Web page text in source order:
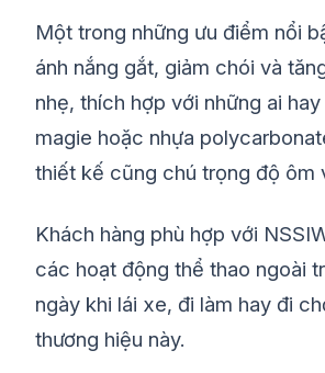
Một trong những ưu điểm nổi
ánh nắng gắt, giảm chói và
nhẹ, thích hợp với những ai
magie hoặc nhựa
thiết kế cũng chú trọng độ ôm
Khách hàng phù hợp với
các hoạt động thể thao ngoài
ngày khi lái xe, đi làm hay đi
thương hiệu này.